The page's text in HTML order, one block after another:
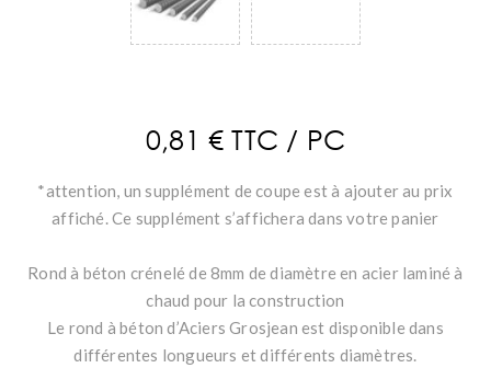
0,81 € TTC / PC
*attention, un supplément de coupe est à ajouter au prix
affiché. Ce supplément s’affichera dans votre panier
Rond à béton crénelé de 8mm de diamètre en acier laminé à
chaud pour la construction
Le rond à béton d’Aciers Grosjean est disponible dans
différentes longueurs et différents diamètres.